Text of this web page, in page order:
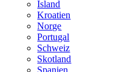
Island
Kroatien
Norge
Portugal
Schweiz
Skotland
Spanien